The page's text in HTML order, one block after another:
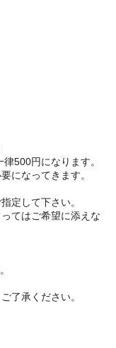
500円になります。
になってきます。
定して下さい。
てはご希望に添えな
了承ください。